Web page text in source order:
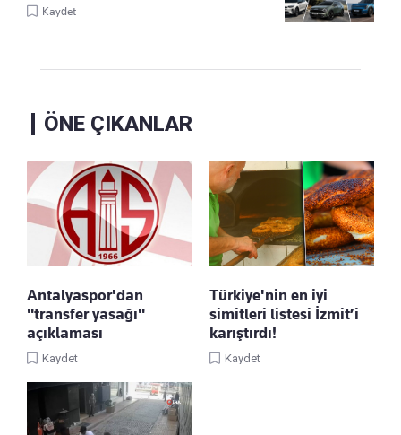
Kaydet
ÖNE ÇIKANLAR
Antalyaspor'dan
"transfer yasağı"
açıklaması
Kaydet
Türkiye'nin en iyi
simitleri listesi İzmit’i
karıştırdı!
Kaydet